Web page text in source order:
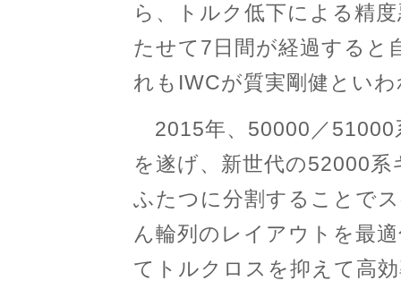
ら、トルク低下による精
たせて7日間が経過すると
れもIWCが質実剛健とい
2015年、50000／51000
を遂げ、新世代の52000
ふたつに分割することで
ん輪列のレイアウトを最
てトルクロスを抑えて高